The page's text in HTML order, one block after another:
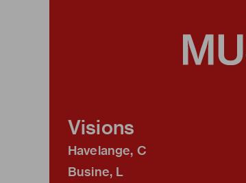
Visions
Havelange, C
Busine, L